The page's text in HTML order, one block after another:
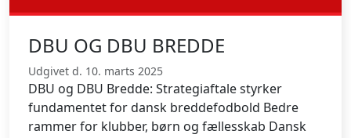
DBU OG DBU BREDDE
Udgivet d. 10. marts 2025
DBU og DBU Bredde: Strategiaftale styrker
fundamentet for dansk breddefodbold Bedre
rammer for klubber, børn og fællesskab Dansk